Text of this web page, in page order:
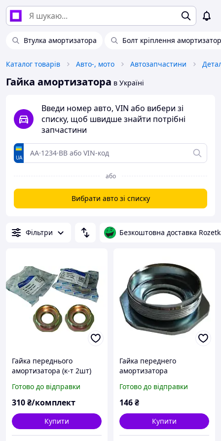
Втулка амортизатора Болт кріплення
Каталог товарів Авто-, мото Автозапчастини
Гайка амортизатора в Україні
Введи номер авто, VIN або вибери зі
списку, щоб швидше знайти потрібні
запчастини
UA
або
Вибрати авто зі списку
Фільтри Безкоштовна доставка
Гайка переднього
амортизатора (к-т 2шт)
Готово до відправки
310₴/комплект
Купити
Гайка переднего
амортизатора
Готово до відправки
146₴
Купити